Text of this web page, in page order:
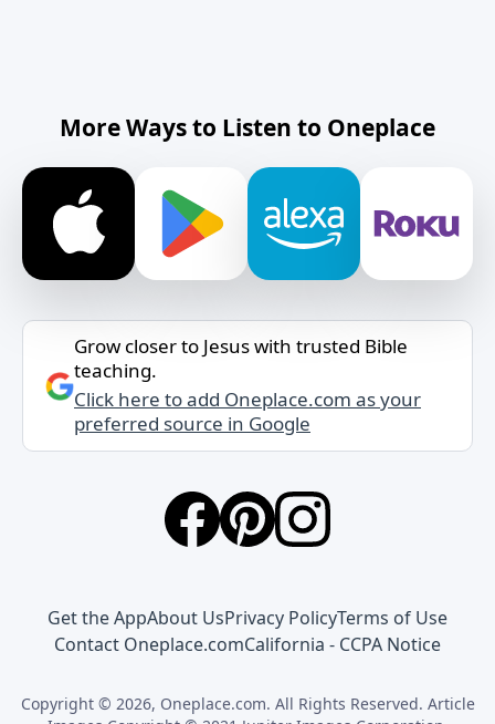
More Ways to Listen to Oneplace
Grow closer to Jesus with trusted Bible
teaching.
Click here to add Oneplace.com as your
preferred source in Google
Get the AppAbout UsPrivacy PolicyTerms of Use
Contact Oneplace.comCalifornia - CCPA Notice
Copyright © 2026, Oneplace.com. All Rights Reserved. Article